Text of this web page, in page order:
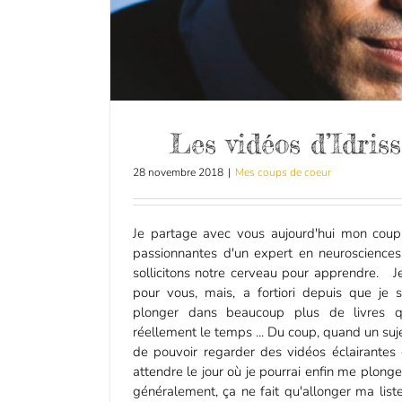
Les vidéos
28 novembre 2018 | Mes coups de coeur
Je partage avec vous aujourd'hui mon
passionnantes d'un expert en
sollicitons notre cerveau pour apprendre.
pour vous, mais, a fortiori depuis que je
plonger dans beaucoup plus de livres
réellement le temps ... Du coup, quand un
de pouvoir regarder des vidéos
attendre le jour où je pourrai enfin me
généralement, ça ne fait qu'allonger ma